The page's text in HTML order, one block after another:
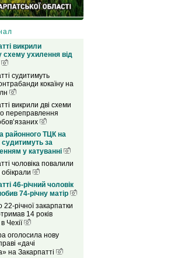
викрили
ухилення від
судитимуть
кокаїну на
викрили дві схеми
переправлення
районного ТЦК на
судитимуть за
у катуванні
чоловіка повалили
46-річний чоловік
74-річну матір
22-річної закарпатки
14 років
Чехії
оголосила нову
«дачі
на Закарпатті